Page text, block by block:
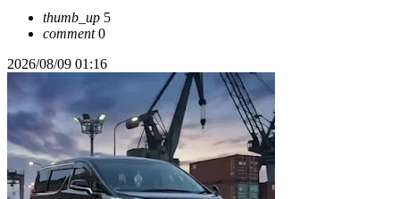
thumb_up 5
comment0
2026/08/09 01:16